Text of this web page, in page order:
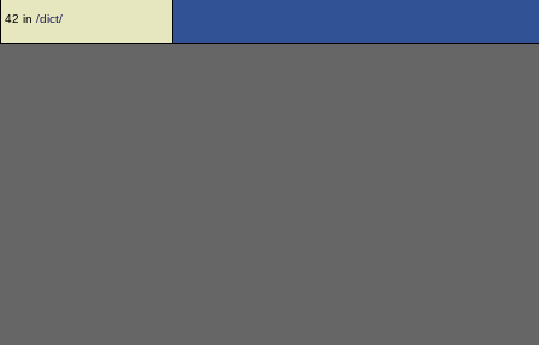
42 in /dict/